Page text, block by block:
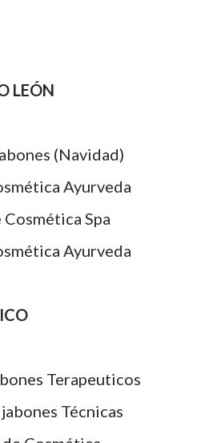
LEÓN
(Navidad)
Ayurveda
Spa
Ayurveda
Terapeuticos
Técnicas